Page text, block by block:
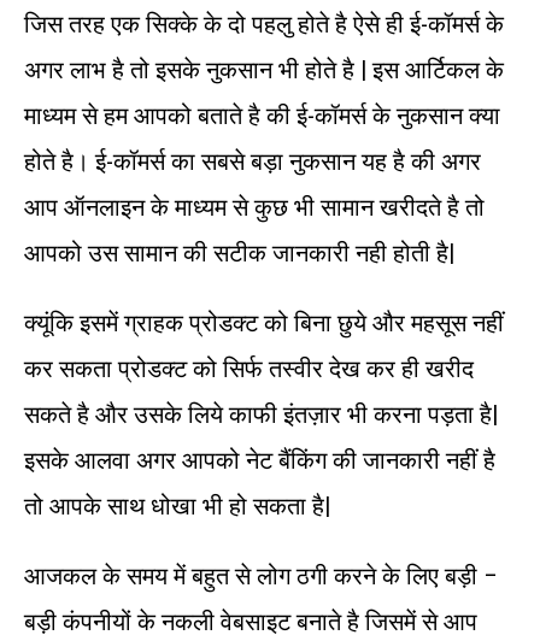
जिस तरह एक सिक्के के दो पहलु होते है ऐसे ही ई-कॉमर्स के
अगर लाभ है तो इसके नुकसान भी होते है | इस आर्टिकल के
माध्यम से हम आपको बताते है की ई-कॉमर्स के नुकसान क्या
होते है। ई-कॉमर्स का सबसे बड़ा नुकसान यह है की अगर
आप ऑनलाइन के माध्यम से कुछ भी सामान खरीदते है तो
आपको उस सामान की सटीक जानकारी नही होती है|
क्यूंकि इसमें ग्राहक प्रोडक्ट को बिना छुये और महसूस नहीं
कर सकता प्रोडक्ट को सिर्फ तस्वीर देख कर ही खरीद
सकते है और उसके लिये काफी इंतज़ार भी करना पड़ता है|
इसके आलवा अगर आपको नेट बैंकिंग की जानकारी नहीं है
तो आपके साथ धोखा भी हो सकता है|
आजकल के समय में बहुत से लोग ठगी करने के लिए बड़ी –
बड़ी कंपनीयों के नकली वेबसाइट बनाते है जिसमें से आप